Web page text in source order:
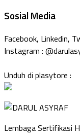
Sosial Media
Facebook, Linkedin,
Instagram :
Unduh di plasytore :
Lembaga Sertifikasi